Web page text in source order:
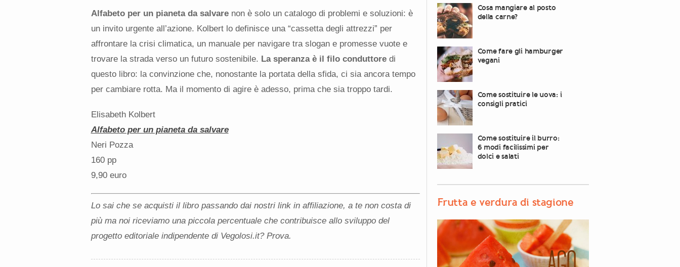
Alfabeto per un pianeta da salvarenon è solo un catalogo di problemi e soluzioni: è
un invito urgente all’azione. Kolbert lo definisce una “cassetta degli attrezzi” per
affrontare la crisi climatica, un manuale per navigare tra slogan e promesse vuote e
trovare la strada verso un futuro sostenibile. La speranza è il filo conduttoredi
questo libro: la convinzione che, nonostante la portata della sfida, ci sia ancora tempo
per cambiare rotta. Ma il momento di agire è adesso, prima che sia troppo tardi.
Elisabeth Kolbert
Alfabeto per un pianeta da salvare
Neri Pozza
160 pp
9,90 euro
Lo sai che se acquisti il libro passando dai nostri link in affiliazione, a te non costa di
più ma noi riceviamo una piccola percentuale che contribuisce allo sviluppo del
progetto editoriale indipendente di Vegolosi.it? Prova.
Cosa mangiare al posto
della carne?
Come fare gli hamburger
vegani
Come sostituire le uova: i
consigli pratici
Come sostituire il burro:
6 modi facilissimi per
dolci e salati
Frutta e verdura di stagione